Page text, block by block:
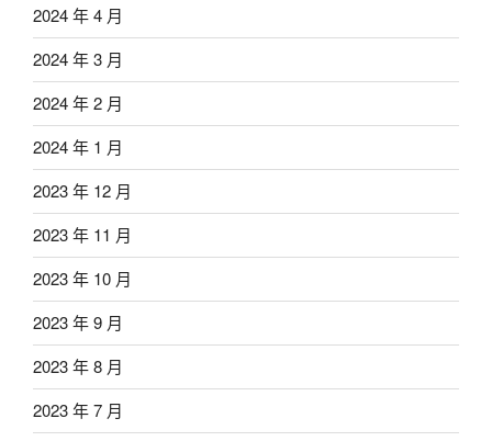
2024 年 4 月
2024 年 3 月
2024 年 2 月
2024 年 1 月
2023 年 12 月
2023 年 11 月
2023 年 10 月
2023 年 9 月
2023 年 8 月
2023 年 7 月